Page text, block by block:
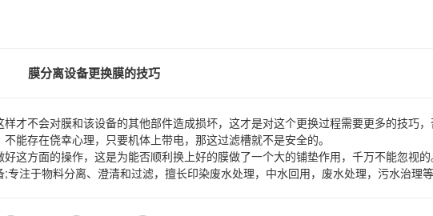
膜分离设备更换膜的技巧
不会对膜和该设备的其他部件造成损坏，这才是对这个更换过程需要更多的技巧，
存在侥幸心理，只要机体上带电，那这过滤槽就不是安全的。
方面的操作，这是为能否顺利换上好的膜做了一个大的铺垫作用，千万不能忽视的
;专注于物料分离、澄清和过滤，擅长印染废水处理，中水回用，废水处理，污水治理